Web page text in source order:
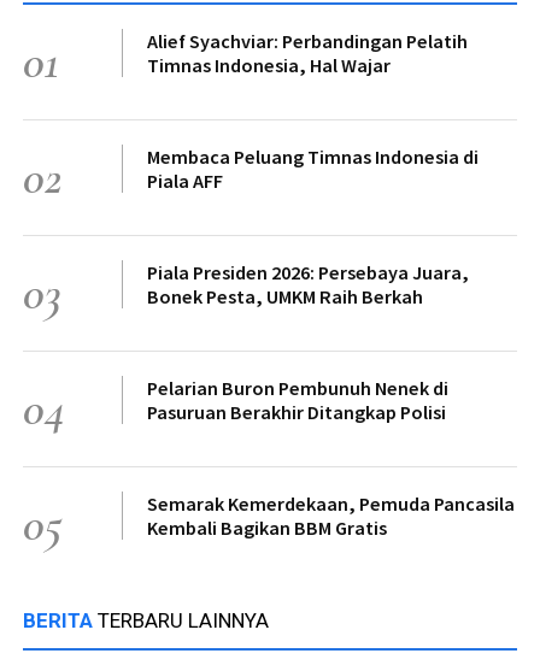
01
Alief Syachviar: Perbandingan Pelatih
Timnas Indonesia, Hal Wajar
02
Membaca Peluang Timnas Indonesia di
Piala AFF
03
Piala Presiden 2026: Persebaya Juara,
Bonek Pesta, UMKM Raih Berkah
04
Pelarian Buron Pembunuh Nenek di
Pasuruan Berakhir Ditangkap Polisi
05
Semarak Kemerdekaan, Pemuda Pancasila
Kembali Bagikan BBM Gratis
BERITA TERBARU LAINNYA